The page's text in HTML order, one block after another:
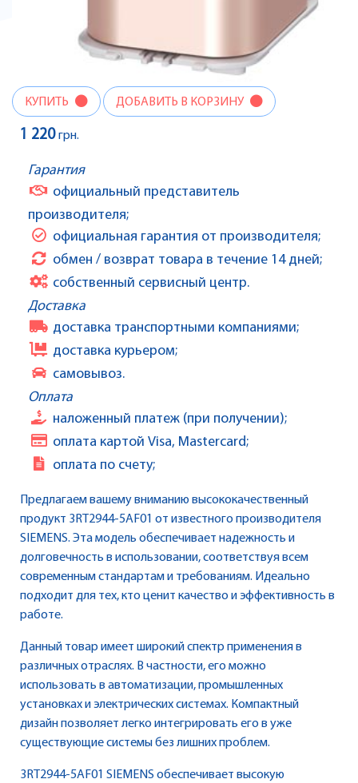
КУПИТЬ ДОБАВИТЬ В КОРЗИНУ
1 220грн.
Гарантия
официальный представитель
производителя;
официальная гарантия от производителя;
обмен / возврат товара в течение 14 дней;
собственный сервисный центр.
Доставка
доставка транспортными компаниями;
доставка курьером;
самовывоз.
Оплата
наложенный платеж (при получении);
оплата картой Visa, Mastercard;
оплата по счету;
Предлагаем вашему вниманию высококачественный
продукт 3RT2944-5AF01 от известного производителя
SIEMENS. Эта модель обеспечивает надежность и
долговечность в использовании, соответствуя всем
современным стандартам и требованиям. Идеально
подходит для тех, кто ценит качество и эффективность в
работе.
Данный товар имеет широкий спектр применения в
различных отраслях. В частности, его можно
использовать в автоматизации, промышленных
установках и электрических системах. Компактный
дизайн позволяет легко интегрировать его в уже
существующие системы без лишних проблем.
3RT2944-5AF01 SIEMENS обеспечивает высокую